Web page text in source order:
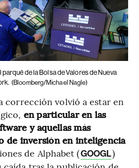
de la Bolsa de Valores de Nueva
(Bloomberg/Michael Nagle)
corrección volvió a estar en
en particular en las
y aquellas más
de inversión en inteligencia
de Alphabet (GOOGL)